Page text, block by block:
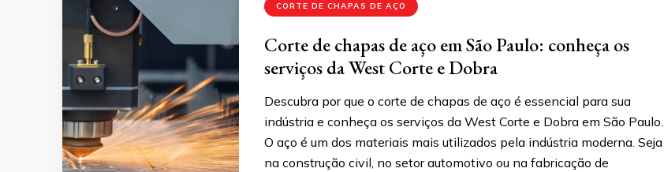
CORTE DE CHAPAS DE AÇO
Corte de chapas de aço em São Paulo: conheça os
serviços da West Corte e Dobra
Descubra por que o corte de chapas de aço é essencial para sua
indústria e conheça os serviços da West Corte e Dobra em São Paulo.
O aço é um dos materiais mais utilizados pela indústria moderna. Seja
na construção civil, no setor automotivo ou na fabricação de